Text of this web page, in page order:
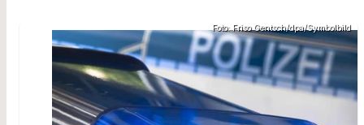
Foto: Friso Gentsch/dpa/Symbolbild